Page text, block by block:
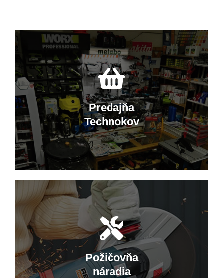
Predajňa
Technokov
Nakupujte v Technokove
Predajňa v Hriňovej ponúka široký
sortiment ložísk, náradia, farieb a
pracovných odevov.Požičovňa
náradia